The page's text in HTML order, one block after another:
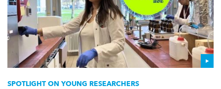
SPOTLIGHT ON YOUNG RESEARCHERS